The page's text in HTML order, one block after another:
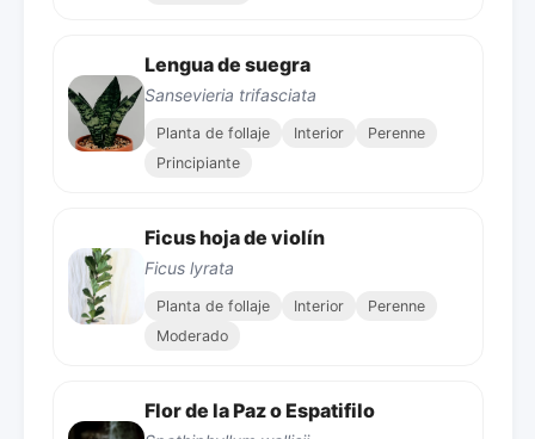
Lengua de suegra
Sansevieria trifasciata
Planta de follaje Interior
Perenne
Principiante
Ficus hoja de violín
Ficus lyrata
Planta de follaje Interior
Perenne
Moderado
Flor de la Paz o Espatifilo